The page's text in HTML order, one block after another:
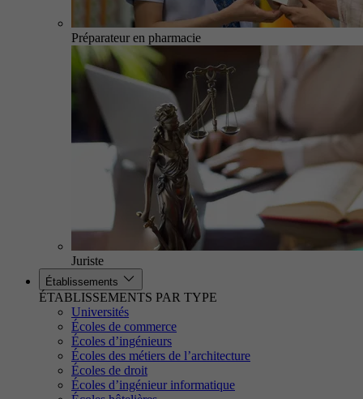
Préparateur en pharmacie
Juriste
Établissements
ÉTABLISSEMENTS PAR TYPE
Universités
Écoles de commerce
Écoles d’ingénieurs
Écoles des métiers de l’architecture
Écoles de droit
Écoles d’ingénieur informatique